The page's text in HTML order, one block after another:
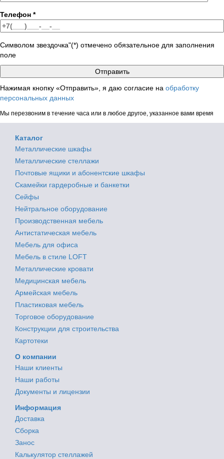
Телефон *
Символом звездочка"(*) отмечено обязательное для заполнения
поле
Нажимая кнопку «Отправить», я даю согласие на обработку
персональных данных
Мы перезвоним в течение часа или в любое другое, указанное вами время
Каталог
Металлические шкафы
Металлические стеллажи
Почтовые ящики и абонентские шкафы
Скамейки гардеробные и банкетки
Сейфы
Нейтральное оборудование
Производственная мебель
Антистатическая мебель
Мебель для офиса
Мебель в стиле LOFT
Металлические кровати
Медицинская мебель
Армейская мебель
Пластиковая мебель
Торговое оборудование
Конструкции для строительства
Картотеки
О компании
Наши клиенты
Наши работы
Документы и лицензии
Информация
Доставка
Сборка
Занос
Калькулятор стеллажей